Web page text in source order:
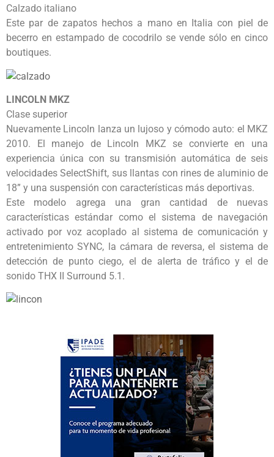
Calzado italiano
Este par de zapatos hechos a mano en Italia con piel de
becerro en estampado de cocodrilo se vende sólo en cinco
boutiques.
LINCOLN MKZ
Clase superior
Nuevamente Lincoln lanza un lujoso y cómodo auto: el MKZ
2010. El manejo de Lincoln MKZ se convierte en una
experiencia única con su transmisión automática de seis
velocidades SelectShift, sus llantas con rines de aluminio de
18” y una suspensión con características más deportivas.
Este modelo agrega una gran cantidad de nuevas
características estándar como el sistema de navegación
activado por voz acoplado al sistema de comunicación y
entretenimiento SYNC, la cámara de reversa, el sistema de
detección de punto ciego, el de alerta de tráfico y el de
sonido THX II Surround 5.1.